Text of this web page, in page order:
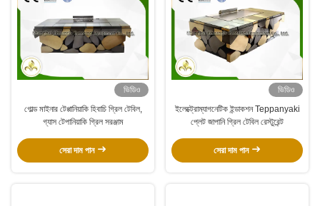
ভিডিও
গোল্ড মাইনার টেপ্পানিয়াকি হিবাচি গ্রিল টেবিল,
গ্যাস টেপানিয়াকি গ্রিল সরঞ্জাম
সেরা দাম পান
ভিডিও
ইলেক্ট্রোম্যাগনেটিক ইন্ডাকশন Teppanyaki
প্লেট জাপানি গ্রিল টেবিল রেস্টুরেন্ট
সেরা দাম পান